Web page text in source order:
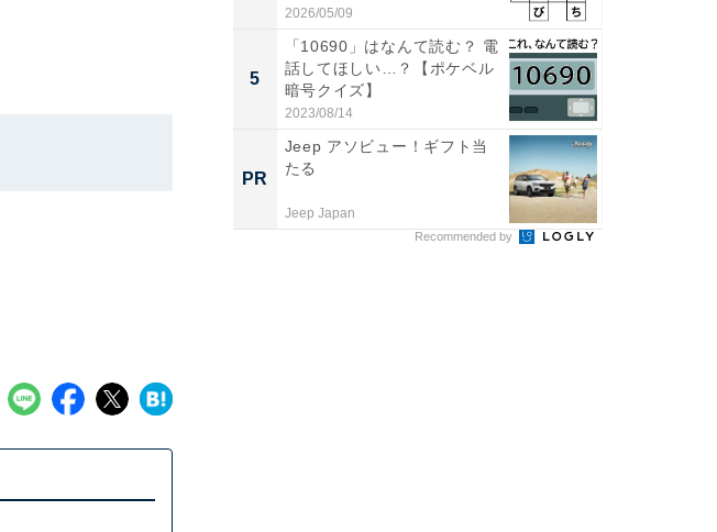
暮...
2026/05/09
5
「10690」はなんて読む？ 電
話してほしい…？【ポケベル
暗号クイズ】
2023/08/14
PR
Jeep アソビュー！ギフト当
たる
Jeep Japan
Recommended by